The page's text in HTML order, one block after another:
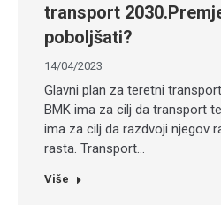
transport
poboljšati?
14/04/2023
Glavni plan za teretni
BMK ima za cilj da transport
ima za cilj da razdvoji njegov
rasta. Transport…
Više